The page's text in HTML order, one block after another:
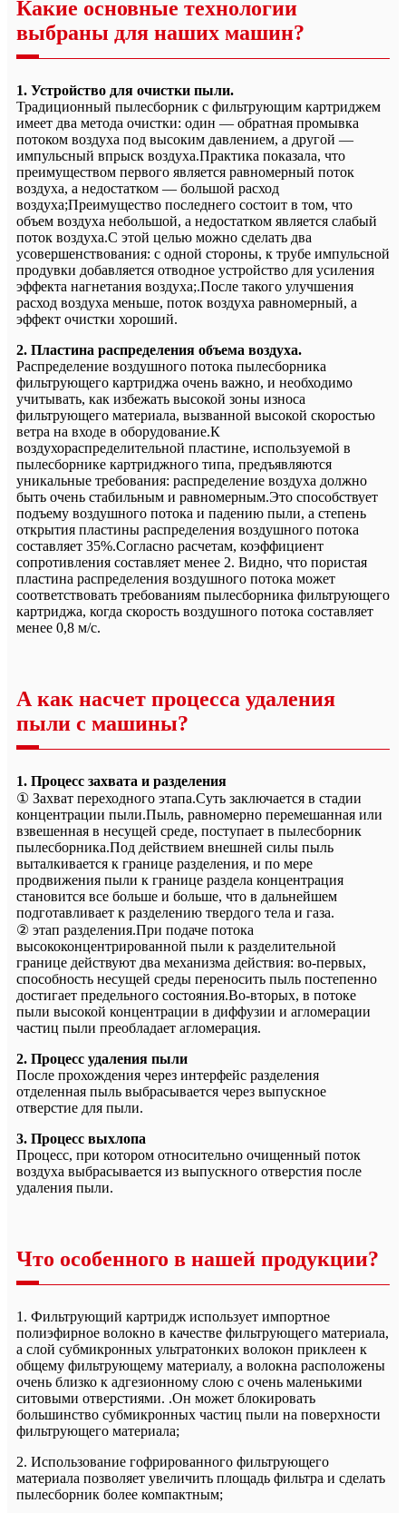
Какие основные технологии
выбраны для наших машин?
1. Устройство для очистки пыли.
Традиционный пылесборник с фильтрующим картриджем
имеет два метода очистки: один — обратная промывка
потоком воздуха под высоким давлением, а другой —
импульсный впрыск воздуха.Практика показала, что
преимуществом первого является равномерный поток
воздуха, а недостатком — большой расход
воздуха;Преимущество последнего состоит в том, что
объем воздуха небольшой, а недостатком является слабый
поток воздуха.С этой целью можно сделать два
усовершенствования: с одной стороны, к трубе импульсной
продувки добавляется отводное устройство для усиления
эффекта нагнетания воздуха;.После такого улучшения
расход воздуха меньше, поток воздуха равномерный, а
эффект очистки хороший.
2. Пластина распределения объема воздуха.
Распределение воздушного потока пылесборника
фильтрующего картриджа очень важно, и необходимо
учитывать, как избежать высокой зоны износа
фильтрующего материала, вызванной высокой скоростью
ветра на входе в оборудование.К
воздухораспределительной пластине, используемой в
пылесборнике картриджного типа, предъявляются
уникальные требования: распределение воздуха должно
быть очень стабильным и равномерным.Это способствует
подъему воздушного потока и падению пыли, а степень
открытия пластины распределения воздушного потока
составляет 35%.Согласно расчетам, коэффициент
сопротивления составляет менее 2. Видно, что пористая
пластина распределения воздушного потока может
соответствовать требованиям пылесборника фильтрующего
картриджа, когда скорость воздушного потока составляет
менее 0,8 м/с.
А как насчет процесса удаления
пыли с машины?
1. Процесс захвата и разделения
① Захват переходного этапа.Суть заключается в стадии
концентрации пыли.Пыль, равномерно перемешанная или
взвешенная в несущей среде, поступает в пылесборник
пылесборника.Под действием внешней силы пыль
выталкивается к границе разделения, и по мере
продвижения пыли к границе раздела концентрация
становится все больше и больше, что в дальнейшем
подготавливает к разделению твердого тела и газа.
② этап разделения.При подаче потока
высококонцентрированной пыли к разделительной
границе действуют два механизма действия: во-первых,
способность несущей среды переносить пыль постепенно
достигает предельного состояния.Во-вторых, в потоке
пыли высокой концентрации в диффузии и агломерации
частиц пыли преобладает агломерация.
2. Процесс удаления пыли
После прохождения через интерфейс разделения
отделенная пыль выбрасывается через выпускное
отверстие для пыли.
3. Процесс выхлопа
Процесс, при котором относительно очищенный поток
воздуха выбрасывается из выпускного отверстия после
удаления пыли.
Что особенного в нашей продукции?
1. Фильтрующий картридж использует импортное
полиэфирное волокно в качестве фильтрующего материала,
а слой субмикронных ультратонких волокон приклеен к
общему фильтрующему материалу, а волокна расположены
очень близко к адгезионному слою с очень маленькими
ситовыми отверстиями. .Он может блокировать
большинство субмикронных частиц пыли на поверхности
фильтрующего материала;
2. Использование гофрированного фильтрующего
материала позволяет увеличить площадь фильтра и сделать
пылесборник более компактным;